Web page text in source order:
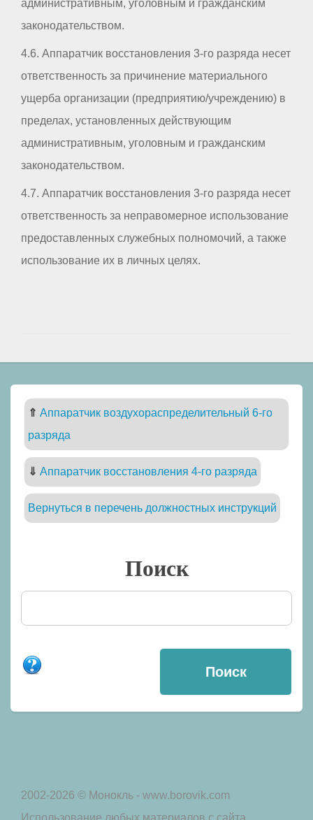
административным, уголовным и гражданским
законодательством.
4.6. Аппаратчик восстановления 3-го разряда несет
ответственность за причинение материального
ущерба организации (предприятию/учреждению) в
пределах, установленных действующим
административным, уголовным и гражданским
законодательством.
4.7. Аппаратчик восстановления 3-го разряда несет
ответственность за неправомерное использование
предоставленных служебных полномочий, а также
использование их в личных целях.
⇑ Аппаратчик воздухораспределительный 6-го
разряда
⇓ Аппаратчик восстановления 4-го разряда
Вернуться в перечень должностных инструкций
Поиск
2002-2026 © Монокль - www.borovik.com